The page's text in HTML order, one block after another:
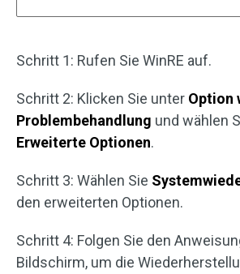
Schritt 1: Rufen Sie WinRE auf.
Schritt 2: Klicken Sie unter Option
Problembehandlung und wählen
Erweiterte Optionen.
Schritt 3: Wählen Sie
den erweiterten Optionen.
Schritt 4: Folgen Sie den
Bildschirm, um die